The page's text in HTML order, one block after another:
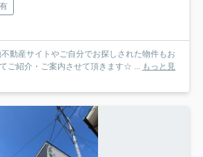
動産サイトやご自分でお探しされた物件もお
ご紹介・ご案内させて頂きます☆ ...
もっと見